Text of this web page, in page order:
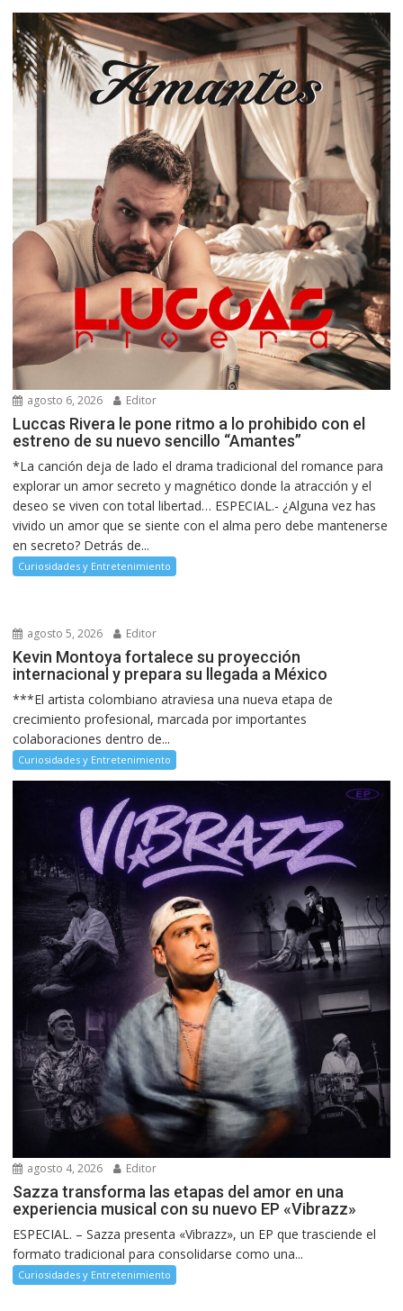
agosto 6, 2026 Editor
Luccas Rivera le pone ritmo a lo prohibido con el
estreno de su nuevo sencillo “Amantes”
*La canción deja de lado el drama tradicional del romance para
explorar un amor secreto y magnético donde la atracción y el
deseo se viven con total libertad… ESPECIAL.- ¿Alguna vez has
vivido un amor que se siente con el alma pero debe mantenerse
en secreto? Detrás de...
Curiosidades y Entretenimiento
agosto 5, 2026 Editor
Kevin Montoya fortalece su proyección
internacional y prepara su llegada a México
***El artista colombiano atraviesa una nueva etapa de
crecimiento profesional, marcada por importantes
colaboraciones dentro de...
Curiosidades y Entretenimiento
agosto 4, 2026 Editor
Sazza transforma las etapas del amor en una
experiencia musical con su nuevo EP «Vibrazz»
ESPECIAL. – Sazza presenta «Vibrazz», un EP que trasciende el
formato tradicional para consolidarse como una...
Curiosidades y Entretenimiento